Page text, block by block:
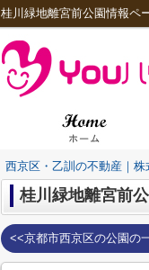
桂川緑地離宮前公園情報ペ
西京区・乙訓の不動産｜
桂川緑地離宮前
<<京都市西京区の公園の